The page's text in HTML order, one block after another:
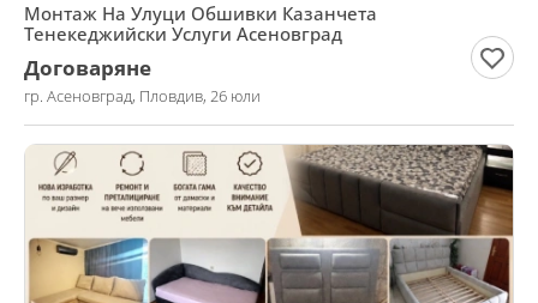
Монтаж На Улуци Обшивки Казанчета
Тенекеджийски Услуги Асеновград
Договаряне
гр. Асеновград, Пловдив, 26 юли